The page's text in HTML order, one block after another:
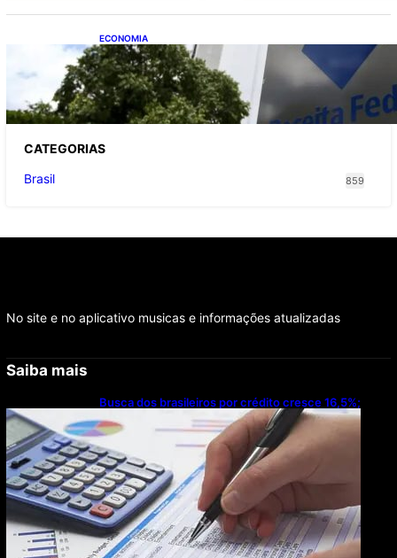
ECONOMIA
Receita Federal: novo cronograma da
reforma tributária amplia prazo para o
Simples Nacional
CATEGORIAS
Brasil
859
No site e no aplicativo musicas e informações atualizadas
Saiba mais
Busca dos brasileiros por crédito cresce 16,5%;
Mato Grosso lidera ranking entre estados